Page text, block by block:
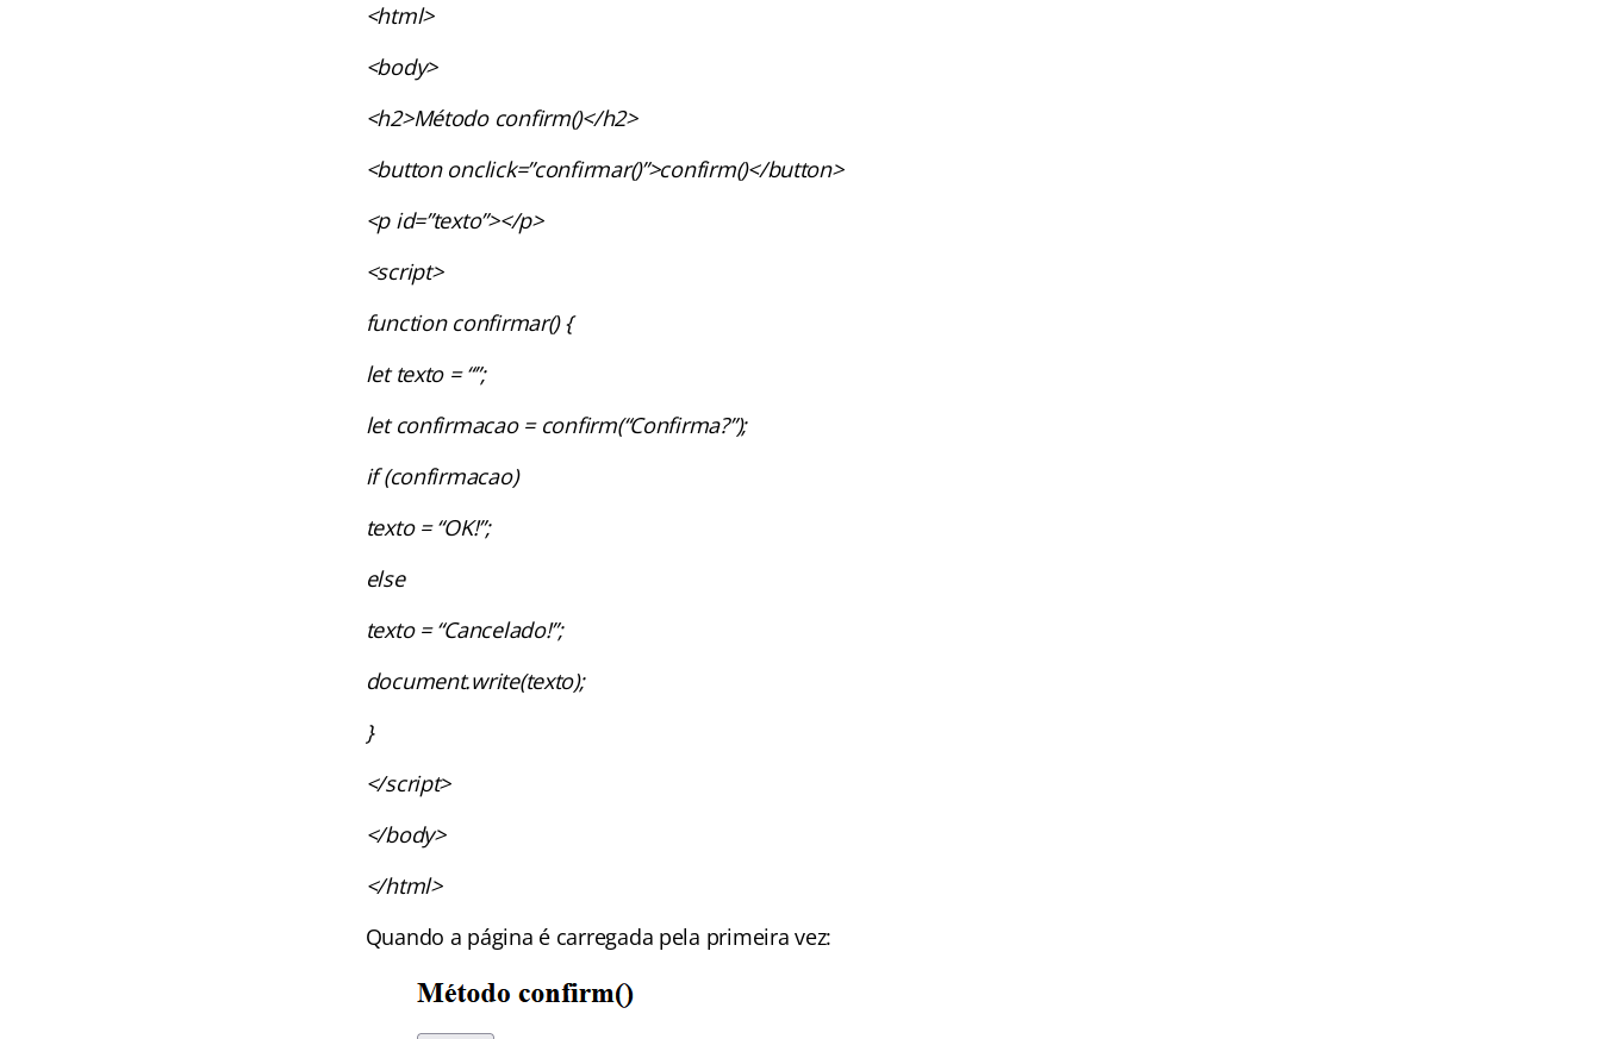
<html>
<body>
<h2>Método confirm()</h2>
<button onclick=”confirmar()”>confirm()</button>
<p id=”texto”></p>
<script>
function confirmar() {
let texto = “”;
let confirmacao = confirm(“Confirma?”);
if (confirmacao)
texto = “OK!”;
else
texto = “Cancelado!”;
document.write(texto);
}
</script>
</body>
</html>
Quando a página é carregada pela primeira vez: